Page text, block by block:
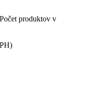
Počet produktov v